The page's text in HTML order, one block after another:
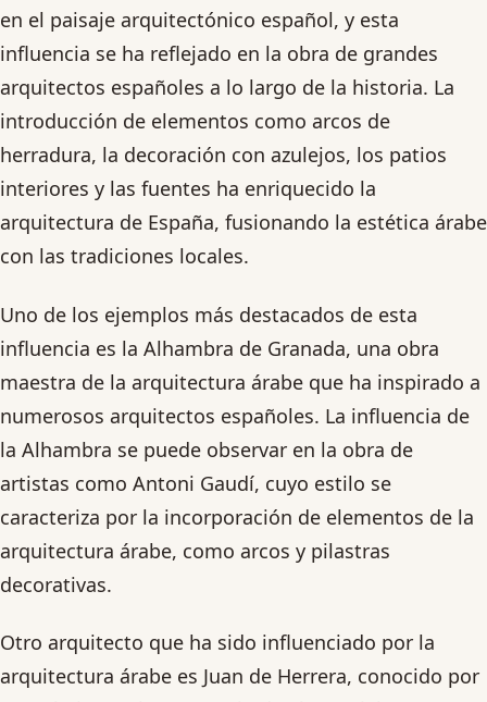
en el paisaje arquitectónico español, y esta
influencia se ha reflejado en la obra de grandes
arquitectos españoles a lo largo de la historia. La
introducción de elementos como arcos de
herradura, la decoración con azulejos, los patios
interiores y las fuentes ha enriquecido la
arquitectura de España, fusionando la estética árabe
con las tradiciones locales.
Uno de los ejemplos más destacados de esta
influencia es la Alhambra de Granada, una obra
maestra de la arquitectura árabe que ha inspirado a
numerosos arquitectos españoles. La influencia de
la Alhambra se puede observar en la obra de
artistas como Antoni Gaudí, cuyo estilo se
caracteriza por la incorporación de elementos de la
arquitectura árabe, como arcos y pilastras
decorativas.
Otro arquitecto que ha sido influenciado por la
arquitectura árabe es Juan de Herrera, conocido por